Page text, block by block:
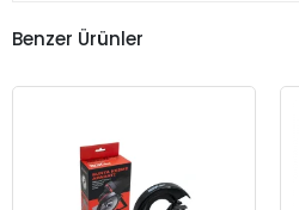
Benzer Ürünler